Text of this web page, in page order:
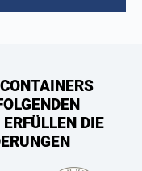
DIE